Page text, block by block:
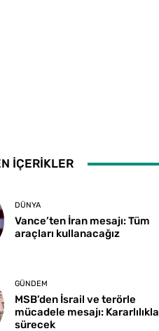
İÇERİKLER
DÜNYA
Vance’ten İran mesajı: Tüm
araçları kullanacağız
GÜNDEM
MSB’den İsrail ve terörle
mücadele mesajı: Kararlılıkla
sürecek